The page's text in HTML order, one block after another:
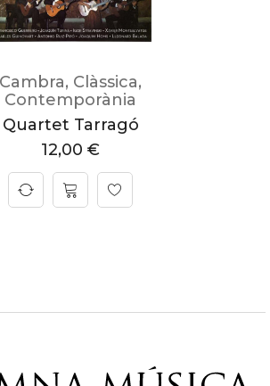
Cambra, Clàssica,
Contemporània
Quartet Tarragó
12,00 €